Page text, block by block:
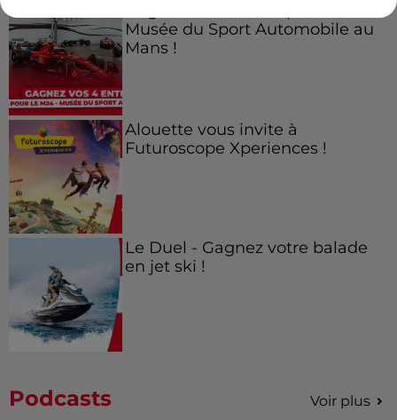
Musée du Sport Automobile au
Mans !
Alouette vous invite à
Futuroscope Xperiences !
Le Duel - Gagnez votre balade
en jet ski !
Podcasts Voir plus